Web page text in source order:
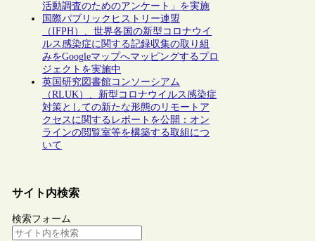
活動調査のためのアンケート」を実施
国際パブリックヒストリー連盟
（IFPH）、世界各国の新型コロナウイ
ルス感染症に関する記録収集の取り組
みをGoogleマップへマッピングするプロ
ジェクトを実施中
英国研究図書館コンソーシアム
（RLUK）、新型コロナウイルス感染症
対策としての新たな形態のリモートア
クセスに関するレポートを公開：オン
ラインの閲覧室等を構築する取組につ
いて
サイト内検索
検索フォーム